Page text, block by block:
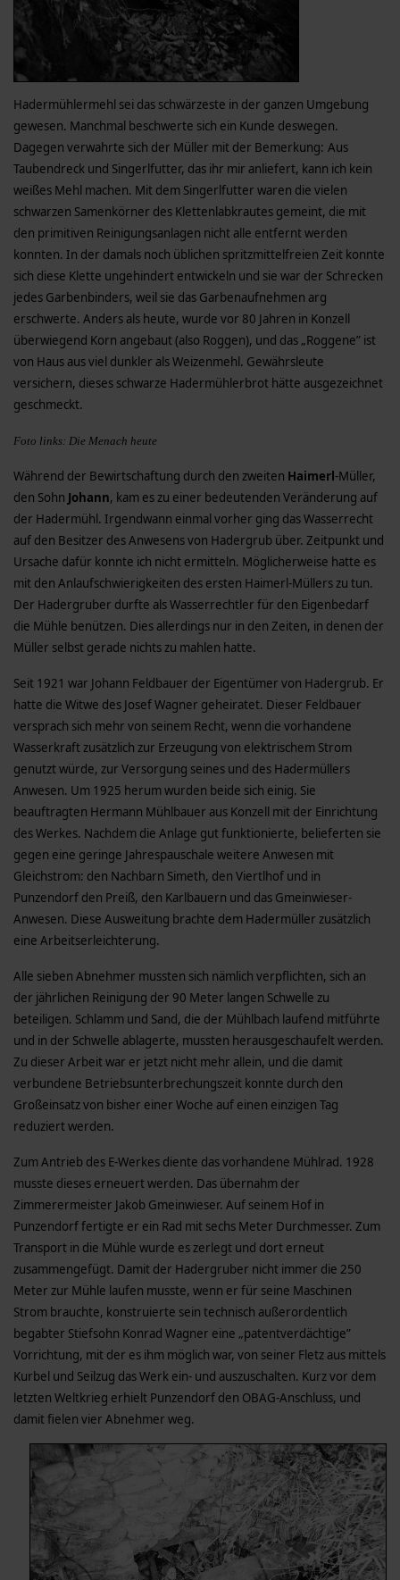
Hadermühlermehl sei das schwärzeste in der ganzen Umgebung
gewesen. Manchmal beschwerte sich ein Kunde deswegen.
Dagegen verwahrte sich der Müller mit der Bemerkung: Aus
Taubendreck und Singerlfutter, das ihr mir anliefert, kann ich kein
weißes Mehl machen. Mit dem Singerlfutter waren die vielen
schwarzen Samenkörner des Klettenlabkrautes gemeint, die mit
den primitiven Reinigungsanlagen nicht alle entfernt werden
konnten. In der damals noch üblichen spritzmittelfreien Zeit konnte
sich diese Klette ungehindert entwickeln und sie war der Schrecken
jedes Garbenbinders, weil sie das Garbenaufnehmen arg
erschwerte. Anders als heute, wurde vor 80 Jahren in Konzell
überwiegend Korn angebaut (also Roggen), und das „Roggene” ist
von Haus aus viel dunkler als Weizenmehl. Gewährsleute
versichern, dieses schwarze Hadermühlerbrot hätte ausgezeichnet
geschmeckt.
Foto links: Die Menach heute
Während der Bewirtschaftung durch den zweiten Haimerl-Müller,
den Sohn Johann, kam es zu einer bedeutenden Veränderung auf
der Hadermühl. Irgendwann einmal vorher ging das Wasserrecht
auf den Besitzer des Anwesens von Hadergrub über. Zeitpunkt und
Ursache dafür konnte ich nicht ermitteln. Möglicherweise hatte es
mit den Anlaufschwierigkeiten des ersten Haimerl-Müllers zu tun.
Der Hadergruber durfte als Wasserrechtler für den Eigenbedarf
die Mühle benützen. Dies allerdings nur in den Zeiten, in denen der
Müller selbst gerade nichts zu mahlen hatte.
Seit 1921 war Johann Feldbauer der Eigentümer von Hadergrub. Er
hatte die Witwe des Josef Wagner geheiratet. Dieser Feldbauer
versprach sich mehr von seinem Recht, wenn die vorhandene
Wasserkraft zusätzlich zur Erzeugung von elektrischem Strom
genutzt würde, zur Versorgung seines und des Hadermüllers
Anwesen. Um 1925 herum wurden beide sich einig. Sie
beauftragten Hermann Mühlbauer aus Konzell mit der Einrichtung
des Werkes. Nachdem die Anlage gut funktionierte, belieferten sie
gegen eine geringe Jahrespauschale weitere Anwesen mit
Gleichstrom: den Nachbarn Simeth, den Viertlhof und in
Punzendorf den Preiß, den Karlbauern und das Gmeinwieser­
Anwesen. Diese Ausweitung brachte dem Hadermüller zusätzlich
eine Arbeitserleichterung.
Alle sieben Abnehmer mussten sich nämlich verpflichten, sich an
der jährlichen Reinigung der 90 Meter langen Schwelle zu
beteiligen. Schlamm und Sand, die der Mühlbach laufend mitführte
und in der Schwelle ablagerte, mussten herausgeschaufelt werden.
Zu dieser Arbeit war er jetzt nicht mehr allein, und die damit
verbundene Betriebsunterbrechungszeit konnte durch den
Großeinsatz von bisher einer Woche auf einen einzigen Tag
reduziert werden.
Zum Antrieb des E-Werkes diente das vorhandene Mühlrad. 1928
musste dieses erneuert werden. Das übernahm der
Zimmerermeister Jakob Gmeinwieser. Auf seinem Hof in
Punzendorf fertigte er ein Rad mit sechs Meter Durchmesser. Zum
Transport in die Mühle wurde es zerlegt und dort erneut
zusammengefügt. Damit der Hadergruber nicht immer die 250
Meter zur Mühle laufen musste, wenn er für seine Maschinen
Strom brauchte, konstruierte sein technisch außerordentlich
begabter Stiefsohn Konrad Wagner eine „patentverdächtige”
Vorrichtung, mit der es ihm möglich war, von seiner Fletz aus mittels
Kurbel und Seilzug das Werk ein- und auszuschalten. Kurz vor dem
letzten Weltkrieg erhielt Punzendorf den OBAG-Anschluss, und
damit fielen vier Abnehmer weg.